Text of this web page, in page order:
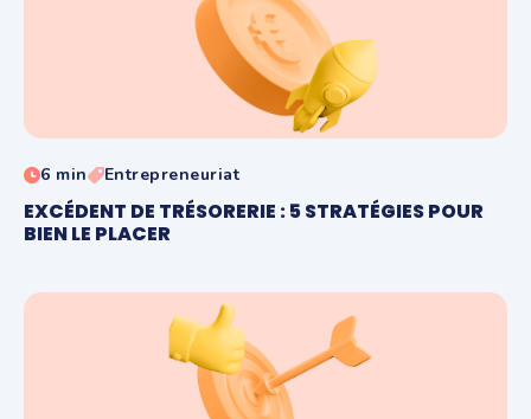
6 min Entrepreneuriat
EXCÉDENT DE TRÉSORERIE : 5 STRATÉGIES POUR
BIEN LE PLACER